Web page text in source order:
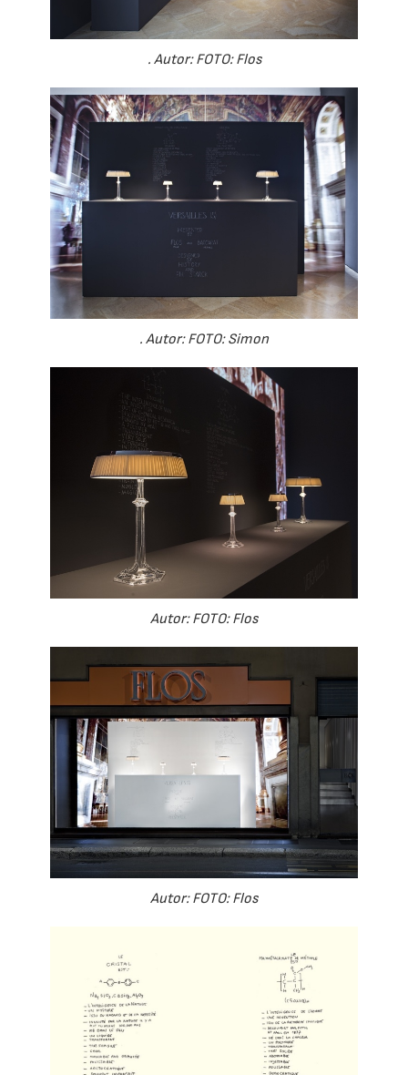
. Autor: FOTO: Flos
. Autor: FOTO: Simon
Autor: FOTO: Flos
Autor: FOTO: Flos